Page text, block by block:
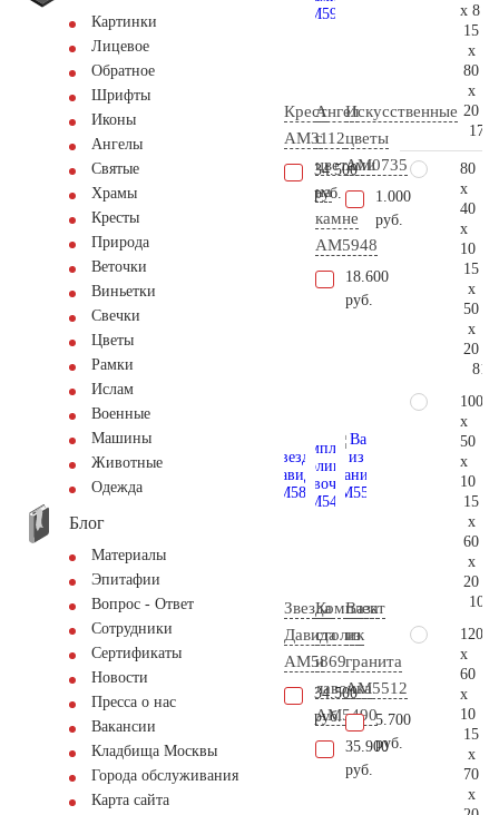
Картинки
Лицевое
Обратное
Шрифты
Иконы
Ангелы
Святые
Храмы
Кресты
Природа
Веточки
Виньетки
Свечки
Цветы
Рамки
Ислам
Военные
Машины
Животные
Одежда
Блог
Материалы
Эпитафии
Вопрос - Ответ
Сотрудники
Сертификаты
Новости
Пресса о нас
Вакансии
Кладбища Москвы
Города обслуживания
Карта сайта
Крест
AM3112
34.500
руб.
Ангел
с
цветами
на
камне
AM5948
18.600
руб.
Искусственные
цветы
AM0735
1.000
руб.
Звезда
Давида
AM5869
34.500
руб.
Комплект
столик
и
лавочка
AM5490
35.900
руб.
Ваза
из
гранита
AM5512
5.700
руб.
x 8
15
x
80
x
20
80
x
40
x
10
15
x
50
x
20
100
x
50
x
10
15
x
60
x
20
120
x
60
x
10
15
x
70
x